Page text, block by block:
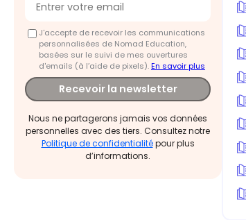
J'accepte de recevoir les communications
personnalisées de Nomad Education,
basées sur le suivi de mes ouvertures
d'emails (à l’aide de pixels).En savoir plus
Recevoir la newsletter
Nous ne partagerons jamais vos données
personnelles avec des tiers. Consultez notre
Politique de confidentialitépour plus
d’informations.